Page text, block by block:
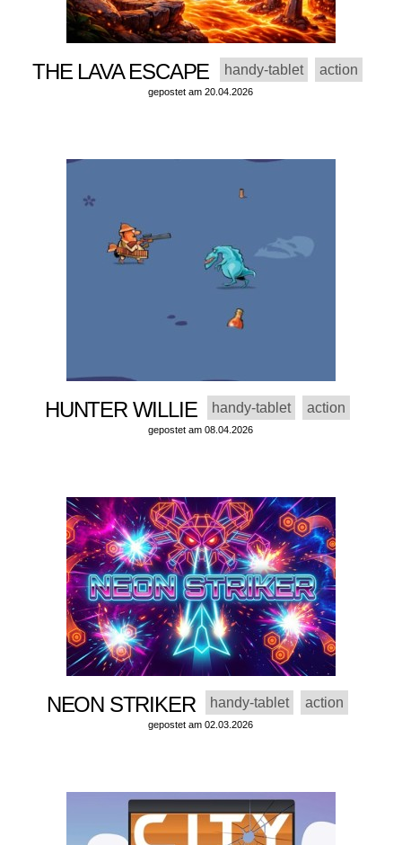
THE LAVA ESCAPE handy-tablet action
gepostet am 20.04.2026
HUNTER WILLIE handy-tablet action
gepostet am 08.04.2026
NEON STRIKER handy-tablet action
gepostet am 02.03.2026